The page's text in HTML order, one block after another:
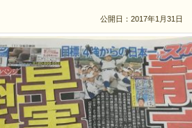
公開日：2017年1月31日